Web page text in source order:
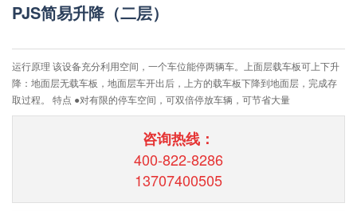
PJS简易升降（二层）
运行原理 该设备充分利用空间，一个车位能停两辆车。上面层载车板可上下升
降：地面层无载车板，地面层车开出后，上方的载车板下降到地面层，完成存
取过程。 特点 ●对有限的停车空间，可双倍停放车辆，可节省大量
咨询热线：
400-822-8286
13707400505